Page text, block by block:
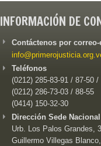
INFORMACIÓN DE
Contáctenos por
Teléfonos
(0212) 285-83-91 / 87-50 /
(0212) 286-73-03 / 88-55
(0414) 150-32-30
Dirección Sede
Urb. Los Palos Grandes,
Guillermo Villegas